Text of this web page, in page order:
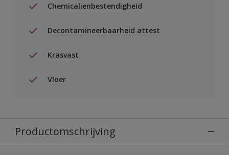
Chemicalienbestendigheid
Decontamineerbaarheid attest
Krasvast
Vloer
Productomschrijving